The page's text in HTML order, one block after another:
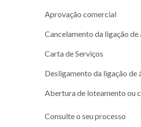
Aprovação comercial
Cancelamento da ligação de
Carta de Serviços
Desligamento da ligação de
Abertura de loteamento ou
Consulte o seu processo